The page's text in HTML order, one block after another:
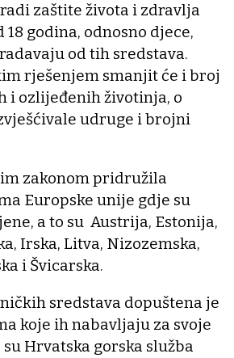
zaštite života i zdravlja
18 godina, odnosno djece,
od tih sredstava.
rješenjem smanjit će i broj
i ozlijeđenih životinja, o
udruge i brojni
zakonom pridružila
Europske unije gdje su
a to su Austrija, Estonija,
Irska, Litva, Nizozemska,
i Švicarska.
sredstava dopuštena je
koje ih nabavljaju za svoje
Hrvatska gorska služba